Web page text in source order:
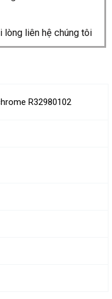
liên hệ chúng tôi
R32980102